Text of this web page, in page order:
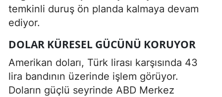
temkinli duruş ön planda kalmaya devam
ediyor.
DOLAR KÜRESEL GÜCÜNÜ KORUYOR
Amerikan doları, Türk lirası karşısında 43
lira bandının üzerinde işlem görüyor.
Doların güçlü seyrinde ABD Merkez